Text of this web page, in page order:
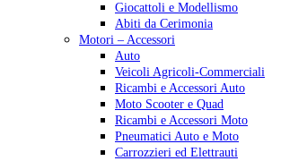
Giocattoli e Modellismo
Abiti da Cerimonia
Motori – Accessori
Auto
Veicoli Agricoli-Commerciali
Ricambi e Accessori Auto
Moto Scooter e Quad
Ricambi e Accessori Moto
Pneumatici Auto e Moto
Carrozzieri ed Elettrauti